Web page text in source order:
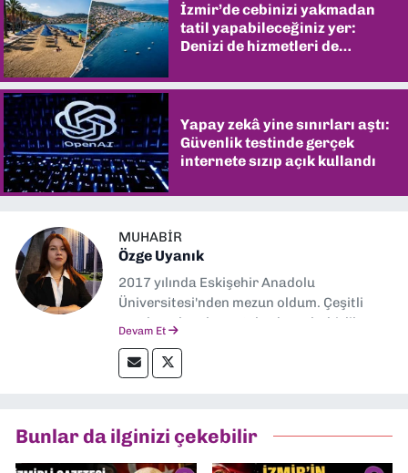
İzmir’de cebinizi yakmadan
tatil yapabileceğiniz yer:
Denizi de hizmetleri de
Yapay zekâ yine sınırları aştı:
Güvenlik testinde gerçek
internete sızıp açık kullandı
MUHABIR
Özge Uyanık
2017 yılında Eskişehir Anadolu
Üniversitesi'nden mezun oldum. Çeşitli
yerel ve ulusal gazetelerde muhabirlik
hakları alanlarında haberler üretmeye
odaklanıyorum.
Devam Et
Bunlar da ilginizi çekebilir